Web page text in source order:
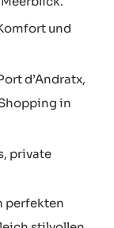
und
d’Andratx,
in
private
perfekten